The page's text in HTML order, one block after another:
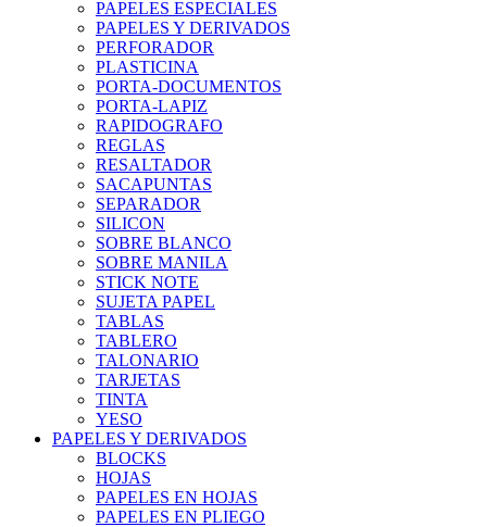
PAPELES ESPECIALES
PAPELES Y DERIVADOS
PERFORADOR
PLASTICINA
PORTA-DOCUMENTOS
PORTA-LAPIZ
RAPIDOGRAFO
REGLAS
RESALTADOR
SACAPUNTAS
SEPARADOR
SILICON
SOBRE BLANCO
SOBRE MANILA
STICK NOTE
SUJETA PAPEL
TABLAS
TABLERO
TALONARIO
TARJETAS
TINTA
YESO
PAPELES Y DERIVADOS
BLOCKS
HOJAS
PAPELES EN HOJAS
PAPELES EN PLIEGO